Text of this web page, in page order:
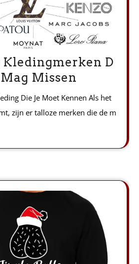
Kledingmerken D
Missen
Die Je Moet Kennen Als het
zijn er talloze merken die de m